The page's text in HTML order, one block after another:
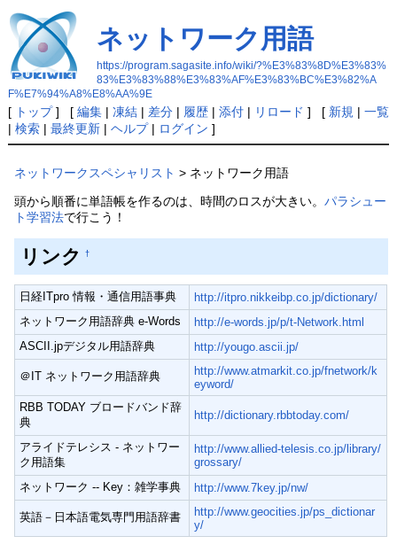
ネットワーク用語
https://program.sagasite.info/wiki/?%E3%83%8D%E3%83%
83%E3%83%88%E3%83%AF%E3%83%BC%E3%82%A
F%E7%94%A8%E8%AA%9E
[ トップ] [ 編集| 凍結| 差分| 履歴| 添付| リロード ] [ 新規 | 一覧
| 検索| 最終更新| ヘルプ| ログイン ]
ネットワークスペシャリスト > ネットワーク用語
頭から順番に単語帳を作るのは、時間のロスが大きい。パラシュー
ト学習法で行こう！
リンク †
日経ITpro 情報・通信用語事典
http://itpro.nikkeibp.co.jp/dictionary/
ネットワーク用語辞典 e-Words
http://e-words.jp/p/t-Network.html
ASCII.jpデジタル用語辞典
http://yougo.ascii.jp/
＠IT ネットワーク用語辞典
http://www.atmarkit.co.jp/fnetwork/k
eyword/
RBB TODAY ブロードバンド辞
典
http://dictionary.rbbtoday.com/
アライドテレシス - ネットワー
ク用語集
http://www.allied-telesis.co.jp/library/
grossary/
ネットワーク -- Key：雑学事典
http://www.7key.jp/nw/
英語－日本語電気専門用語辞書
http://www.geocities.jp/ps_dictionar
y/